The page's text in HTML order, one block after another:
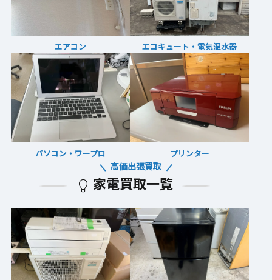
エアコン エコキュート・電気温水器
パソコン・ワープロ プリンター
家電買取一覧
高価出張買取